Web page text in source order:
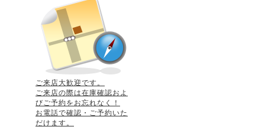
ご来店大歓迎です。
ご来店の際は在庫確認およ
びご予約をお忘れなく！
お電話で確認・ご予約いた
だけます。